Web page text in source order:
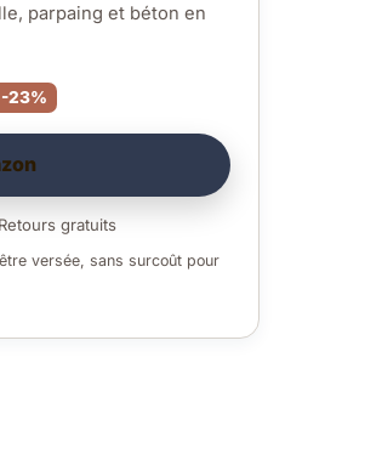
parpaing et béton en
-23%
gratuits
versée, sans surcoût pour